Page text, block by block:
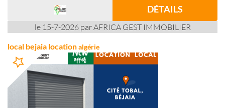
DÉTAILS
le 15-7-2026 par AFRICA GEST IMMOBILIER
local bejaia locationalgérie